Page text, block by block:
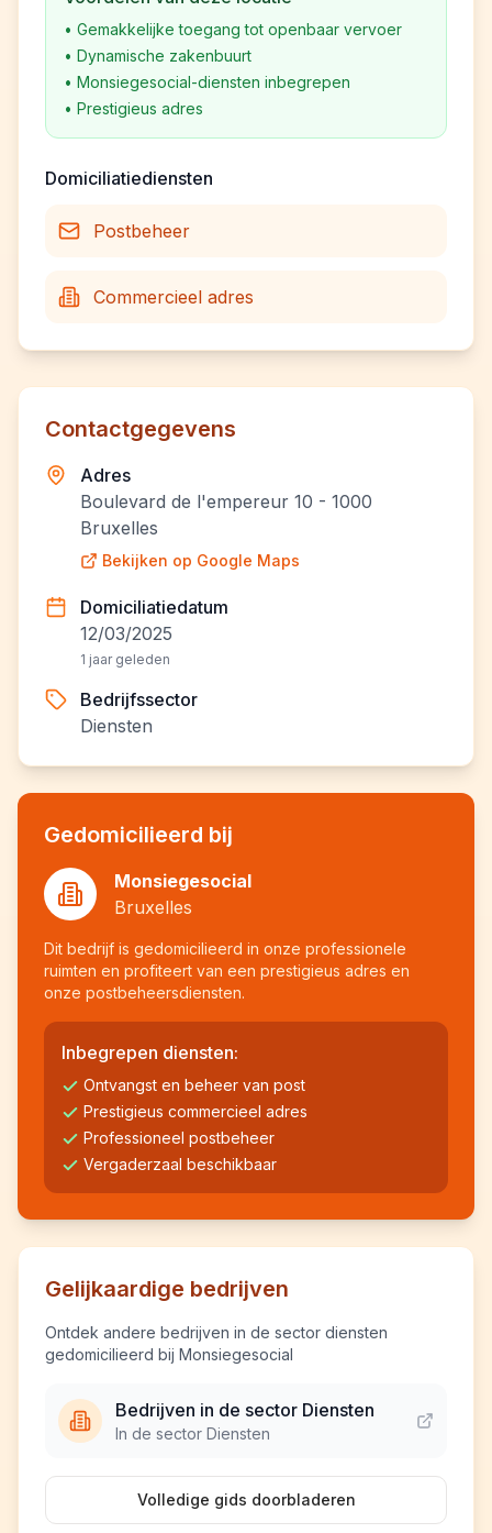
• Gemakkelijke toegang tot openbaar vervoer
• Dynamische zakenbuurt
• Monsiegesocial-diensten inbegrepen
• Prestigieus adres
Domiciliatiediensten
Postbeheer
Commercieel adres
Contactgegevens
Adres
Boulevard de l'empereur 10 - 1000
Bruxelles
Bekijken op Google Maps
Domiciliatiedatum
12/03/2025
1 jaar geleden
Bedrijfssector
Diensten
Gedomicilieerd bij
Monsiegesocial
Bruxelles
Dit bedrijf is gedomicilieerd in onze professionele
ruimten en profiteert van een prestigieus adres en
onze postbeheersdiensten.
Inbegrepen diensten:
Ontvangst en beheer van post
Prestigieus commercieel adres
Professioneel postbeheer
Vergaderzaal beschikbaar
Gelijkaardige bedrijven
Ontdek andere bedrijven in de sector diensten
gedomicilieerd bij Monsiegesocial
Bedrijven in de sector Diensten
In de sector Diensten
Volledige gids doorbladeren